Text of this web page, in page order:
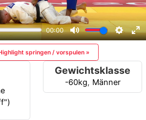
springen / vorspulen »
Gewichtsklasse
-60kg, Männer